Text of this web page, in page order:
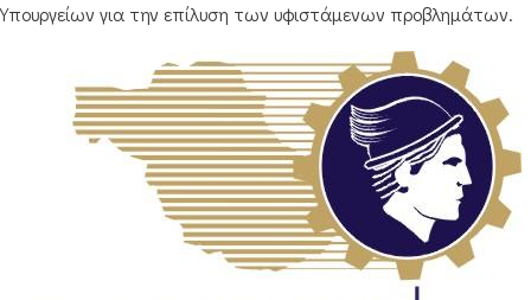
Υπουργείων για την επίλυση των υφιστάμενων προβλημάτων.